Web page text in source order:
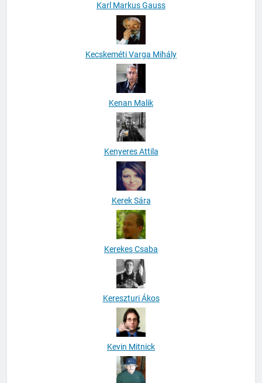
Karl Markus Gauss
Kecskeméti Varga Mihály
Kenan Malik
Kenyeres Attila
Kerek Sára
Kerekes Csaba
Kereszturi Ákos
Kevin Mitnick